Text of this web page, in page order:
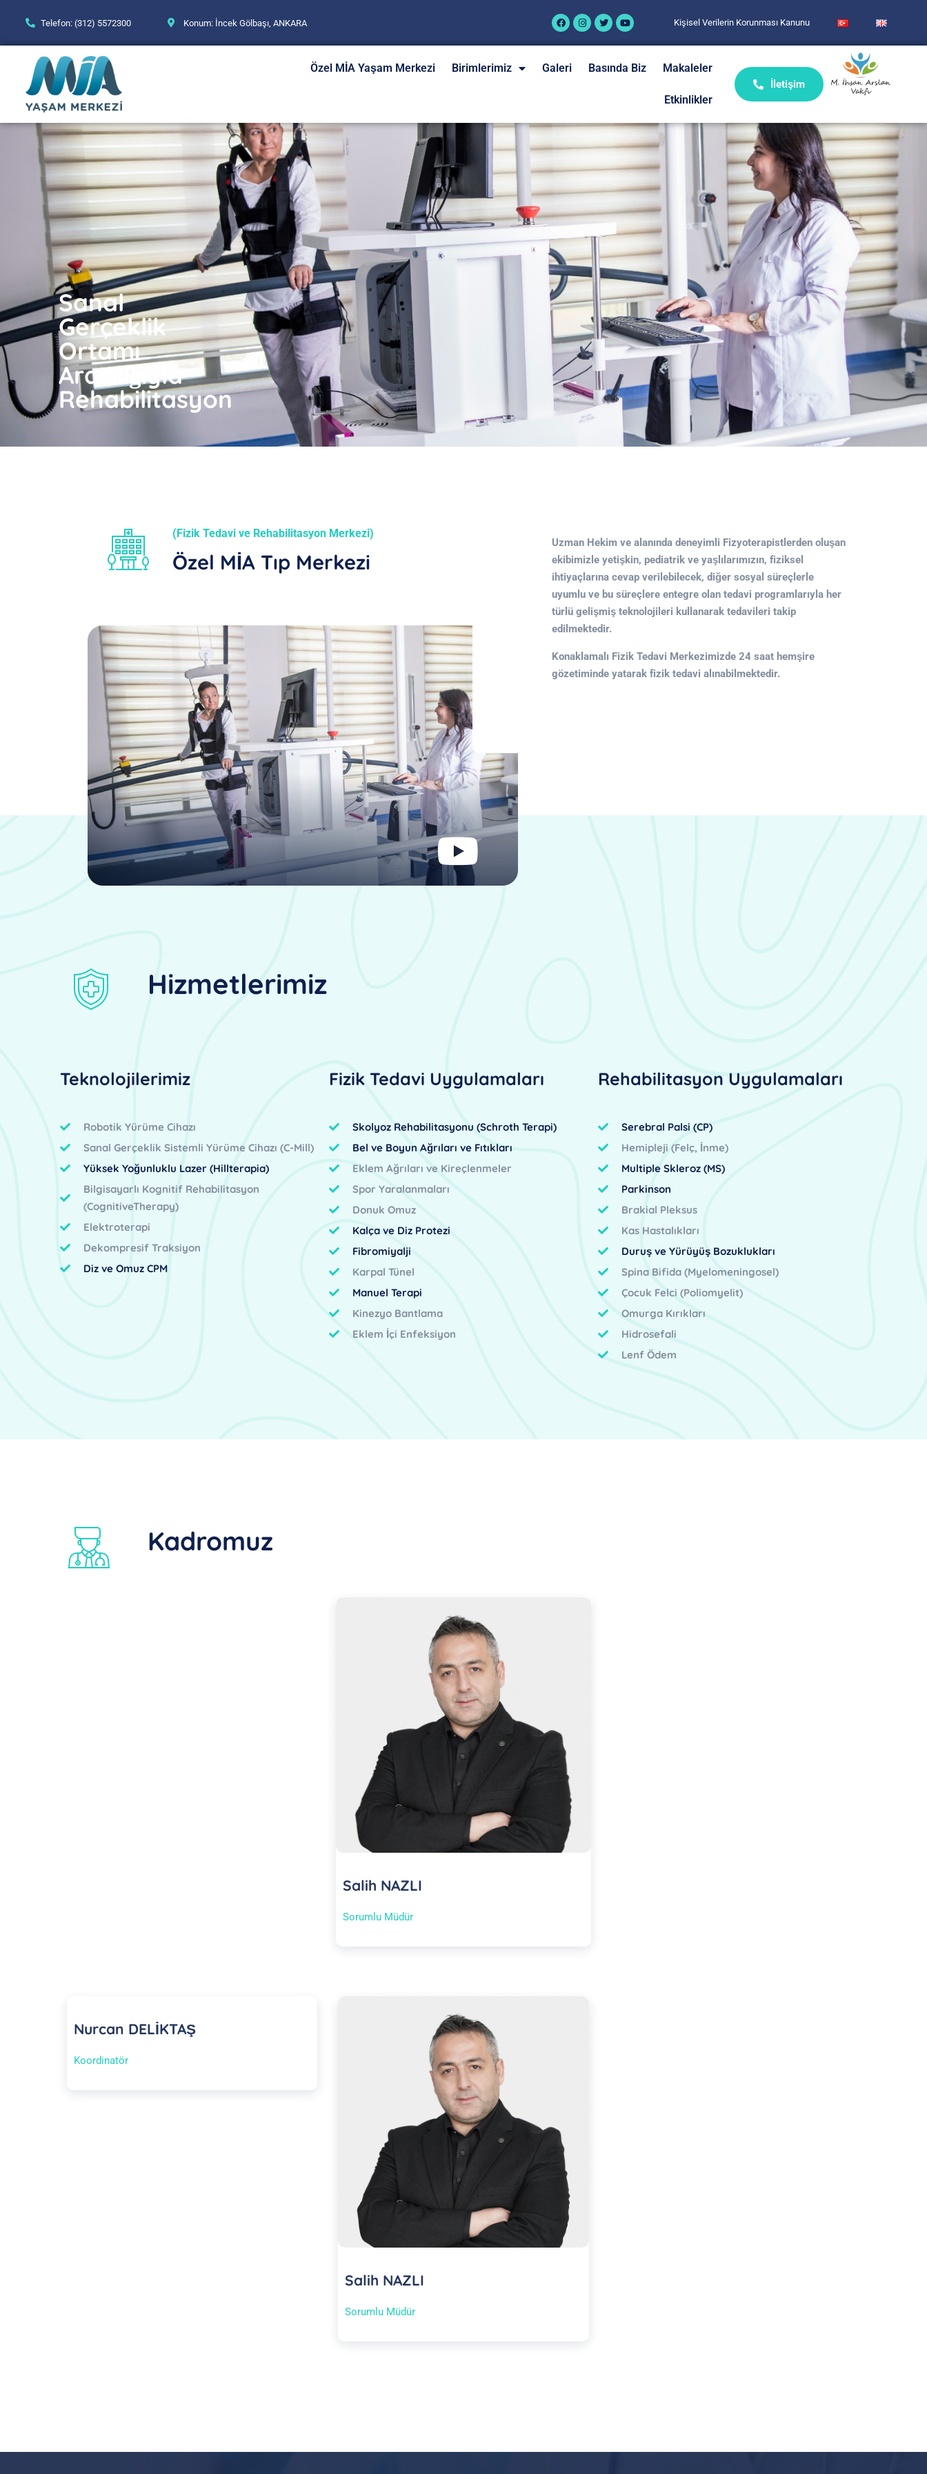
Telefon: (312) 5572300 Konum: İncek Gölbaşı, ANKARA Kişisel Verilerin Korunması Kanunu
Özel MİA Yaşam Merkezi Birimlerimiz Galeri Basında Biz Makaleler
Etkinlikler
İletişim
Sanal
Gerçeklik
Ortamı
Aracılığıyla
Rehabilitasyon
(Fizik Tedavi ve Rehabilitasyon Merkezi)
Özel MİA Tıp Merkezi
Uzman Hekim ve alanında deneyimli Fizyoterapistlerden oluşan
ekibimizle yetişkin, pediatrik ve yaşlılarımızın, fiziksel
ihtiyaçlarına cevap verilebilecek, diğer sosyal süreçlerle
uyumlu ve bu süreçlere entegre olan tedavi programlarıyla her
türlü gelişmiş teknolojileri kullanarak tedavileri takip
edilmektedir.
Konaklamalı Fizik Tedavi Merkezimizde 24 saat hemşire
gözetiminde yatarak fizik tedavi alınabilmektedir.
Hizmetlerimiz
Teknolojilerimiz
Robotik Yürüme Cihazı
Sanal Gerçeklik Sistemli Yürüme Cihazı (C-Mill)
Yüksek Yoğunluklu Lazer (Hillterapia)
Bilgisayarlı Kognitif Rehabilitasyon
(CognitiveTherapy)
Elektroterapi
Dekompresif Traksiyon
Diz ve Omuz CPM
Fizik Tedavi Uygulamaları
Skolyoz Rehabilitasyonu (Schroth Terapi)
Bel ve Boyun Ağrıları ve Fıtıkları
Eklem Ağrıları ve Kireçlenmeler
Spor Yaralanmaları
Donuk Omuz
Kalça ve Diz Protezi
Fibromiyalji
Karpal Tünel
Manuel Terapi
Kinezyo Bantlama
Eklem İçi Enfeksiyon
Rehabilitasyon Uygulamaları
Serebral Palsi (CP)
Hemipleji (Felç, İnme)
Multiple Skleroz (MS)
Parkinson
Brakial Pleksus
Kas Hastalıkları
Duruş ve Yürüyüş Bozuklukları
Spina Bifida (Myelomeningosel)
Çocuk Felci (Poliomyelit)
Omurga Kırıkları
Hidrosefali
Lenf Ödem
Kadromuz
Salih NAZLI
Sorumlu Müdür
Nurcan DELİKTAŞ
Koordinatör
Salih NAZLI
Sorumlu Müdür